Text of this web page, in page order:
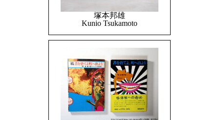
塚本邦雄
Kunio Tsukamoto